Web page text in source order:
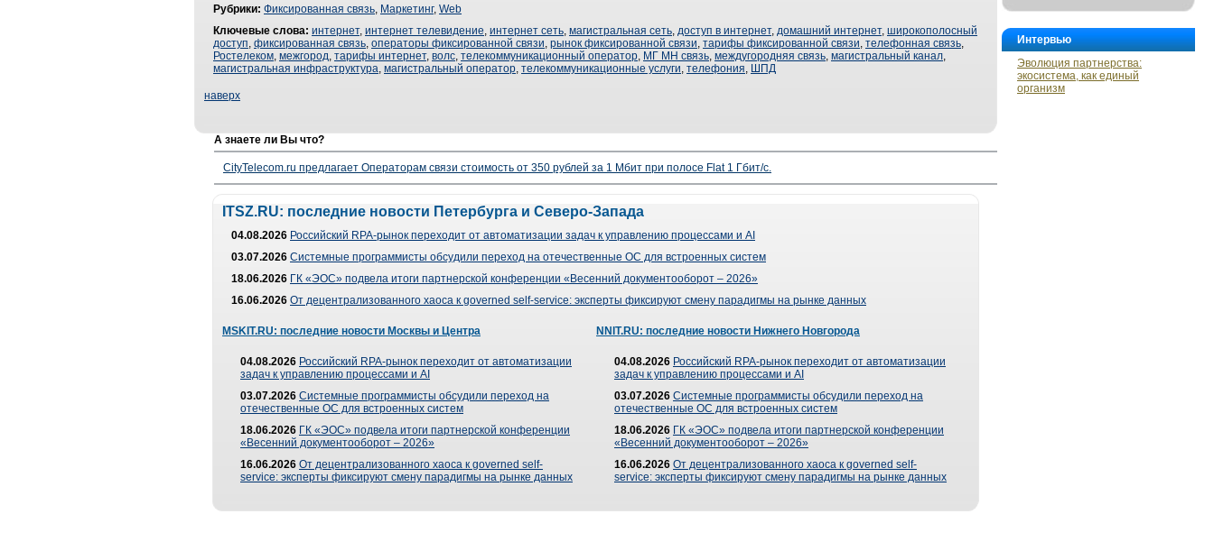
Интервью
Эволюция партнерства:
экосистема, как единый
организм
Рубрики: Фиксированная связь, Маркетинг, Web
Ключевые слова: интернет, интернет телевидение, интернет сеть, магистральная сеть, доступ в интернет, домашний интернет, широкополосный
доступ, фиксированная связь, операторы фиксированной связи, рынок фиксированной связи, тарифы фиксированной связи, телефонная связь,
Ростелеком, межгород, тарифы интернет, волс, телекоммуникационный оператор, МГ МН связь, междугородняя связь, магистральный канал,
магистральная инфраструктура, магистральный оператор, телекоммуникационные услуги, телефония, ШПД
наверх
А знаете ли Вы что?
CityTelecom.ru предлагает Операторам связи стоимость от 350 рублей за 1 Мбит при полосе Flat 1 Гбит/с.
ITSZ.RU: последние новости Петербурга и Северо-Запада
04.08.2026 Российский RPA-рынок переходит от автоматизации задач к управлению процессами и AI
03.07.2026 Системные программисты обсудили переход на отечественные ОС для встроенных систем
18.06.2026 ГК «ЭОС» подвела итоги партнерской конференции «Весенний документооборот – 2026»
16.06.2026 От децентрализованного хаоса к governed self-service: эксперты фиксируют смену парадигмы на рынке данных
MSKIT.RU: последние новости Москвы и Центра
04.08.2026 Российский RPA-рынок переходит от автоматизации
задач к управлению процессами и AI
03.07.2026 Системные программисты обсудили переход на
отечественные ОС для встроенных систем
18.06.2026 ГК «ЭОС» подвела итоги партнерской конференции
«Весенний документооборот – 2026»
16.06.2026 От децентрализованного хаоса к governed self-
service: эксперты фиксируют смену парадигмы на рынке данных
NNIT.RU: последние новости Нижнего Новгорода
04.08.2026 Российский RPA-рынок переходит от автоматизации
задач к управлению процессами и AI
03.07.2026 Системные программисты обсудили переход на
отечественные ОС для встроенных систем
18.06.2026 ГК «ЭОС» подвела итоги партнерской конференции
«Весенний документооборот – 2026»
16.06.2026 От децентрализованного хаоса к governed self-
service: эксперты фиксируют смену парадигмы на рынке данных